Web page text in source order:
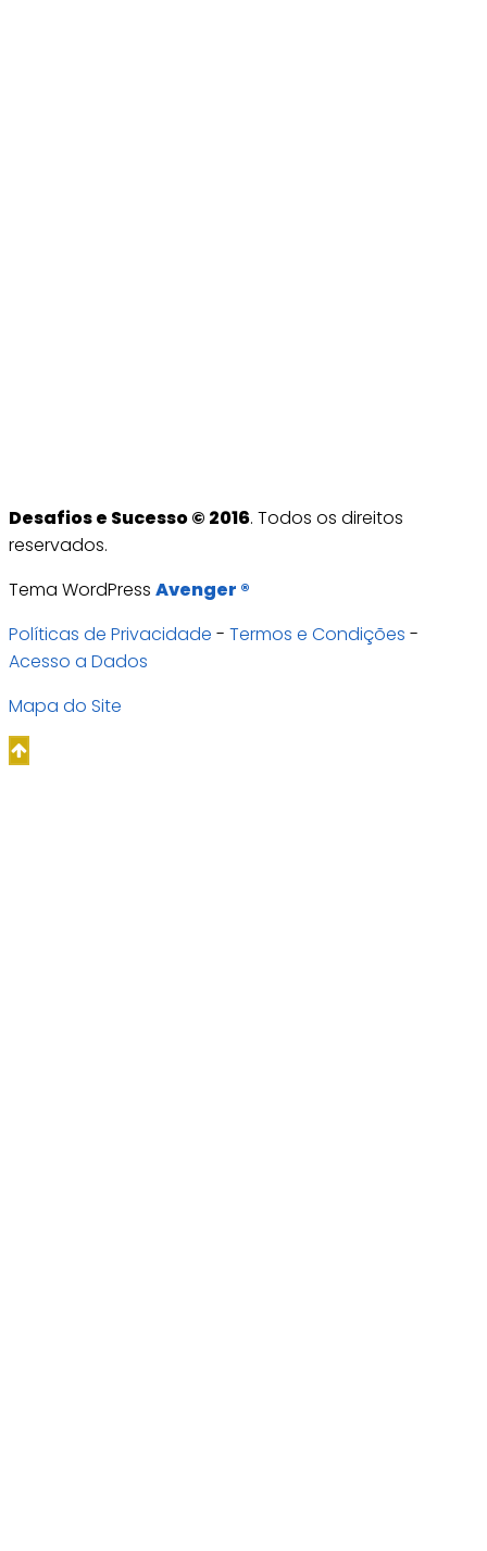
Desafios e Sucesso © 2016. Todos os direitos
reservados.
Tema WordPress Avenger ®
Políticas de Privacidade - Termos e Condições -
Acesso a Dados
Mapa do Site